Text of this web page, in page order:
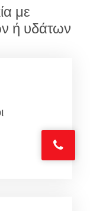
με
ή υδάτων